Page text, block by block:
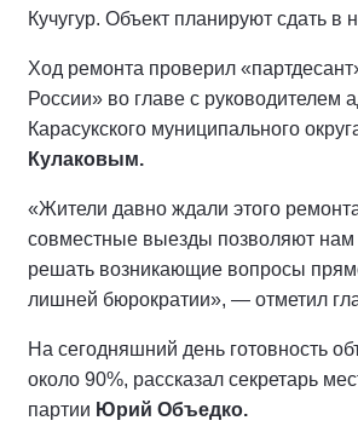
Кучугур. Объект планируют сдать в
Ход ремонта проверил
России» во главе с руководителем
Карасукского муниципального
Кулаковым.
«Жители давно ждали этого
совместные выезды позволяют нам
решать возникающие вопросы
лишней бюрократии», — отметил
На сегодняшний день готовность
около 90%, рассказал секретарь
партии Юрий Объедко.